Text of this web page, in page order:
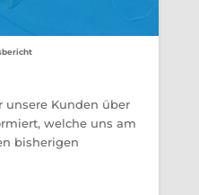
unsere Kunden über
welche uns am
bisherigen